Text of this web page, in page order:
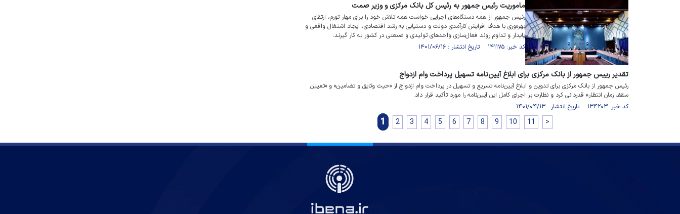
ماموریت رئیس جمهور به رئیس کل بانک مرکزی و وزیر صمت
رئیس جمهور از همه دستگاه‌های اجرایی خواست همه تلاش خود را برای مهار تورم، ارتقای
بهره‌وری با هدف افزایش کارآمدی دولت و دستیابی به رشد اقتصادی، ایجاد اشتغال واقعی و
پایدار و تداوم روند فعال‌سازی واحد‌های تولیدی و صنعتی در کشور به کار گیرند.
کد خبر: ۱۴۱۱۷۵ تاریخ انتشار : ۱۴۰۱/۰۶/۱۶
تقدیر رییس جمهور از بانک مرکزی برای ابلاغ آیین‌نامه تسهیل پرداخت وام ازدواج
رئیس جمهور از بانک مرکزی برای تدوین و ابلاغ آیین‌نامه تسریع و تسهیل در پرداخت وام ازدواج از «حیث وثایق و تضامین» و «تعیین
سقف زمان انتظار» قدردانی کرد و نظارت بر اجرای کامل این آیین‌نامه را مورد تأکید قرار داد.
کد خبر: ۱۳۴۲۰۳ تاریخ انتشار : ۱۴۰۱/۰۴/۱۳
1 2 3 4 5 6 7 8 9 10 11 >